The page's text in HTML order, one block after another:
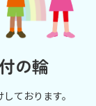
の輪
ております。